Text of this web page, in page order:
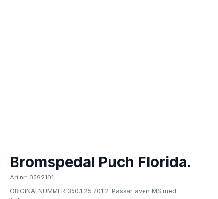
Bromspedal Puch Florida.
Art.nr: 0292101
ORIGINALNUMMER 350.1.25.701.2. Passar även MS med